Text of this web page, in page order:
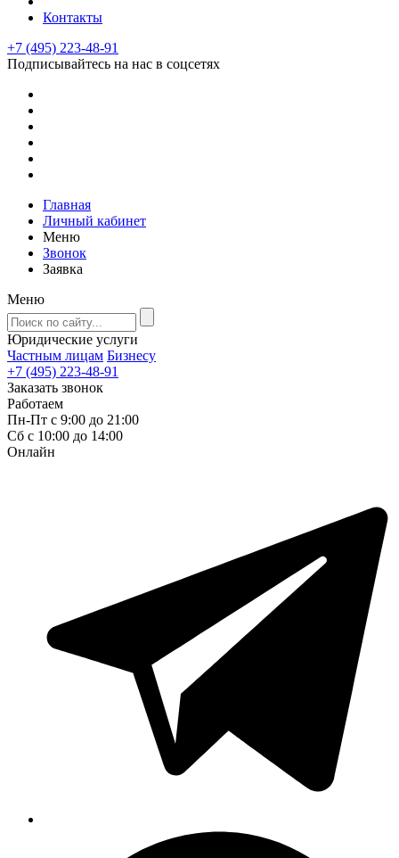
Контакты
+7 (495) 223-48-91
Подписывайтесь на нас в соцсетях
Главная
Личный кабинет
Меню
Звонок
Заявка
Меню
Юридические услуги
Частным лицам Бизнесу
+7 (495) 223-48-91
Заказать звонок
Работаем
Пн-Пт с 9:00 до 21:00
Сб с 10:00 до 14:00
Онлайн